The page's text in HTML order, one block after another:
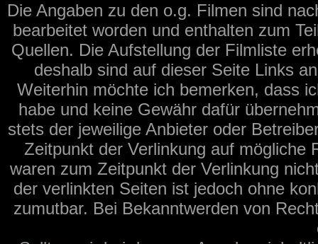
Die Angaben zu den o.g. Filmen sind
bearbeitet worden und enthalten zum
Quellen. Die Aufstellung der Filmliste
deshalb sind auf dieser Seite Links
Weiterhin möchte ich bemerken, dass
habe und keine Gewähr dafür
stets der jeweilige Anbieter oder
Zeitpunkt der Verlinkung auf mögliche
waren zum Zeitpunkt der Verlinkung
der verlinkten Seiten ist jedoch ohne
zumutbar. Bei Bekanntwerden von